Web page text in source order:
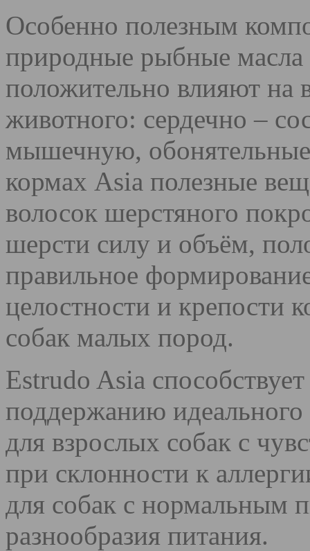
Особенно полезным
природные рыбные
положительно влияют на
животного: сердечно –
мышечную,
кормах Asia полезные
волосок шерстяного
шерсти силу и объём,
правильное
целостности и крепости
собак малых пород.
Estrudo Asia
поддержанию
для взрослых собак с
при склонности к
для собак с нормальным
разнообразия питания.